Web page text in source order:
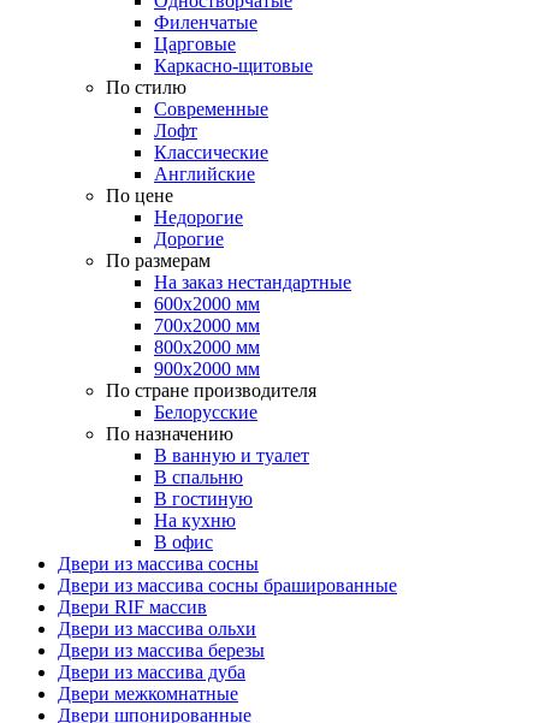
Филенчатые
Царговые
Каркасно-щитовые
По стилю
Современные
Лофт
Классические
Английские
По цене
Недорогие
Дорогие
По размерам
На заказ нестандартные
600х2000 мм
700х2000 мм
800х2000 мм
900х2000 мм
По стране производителя
Белорусские
По назначению
В ванную и туалет
В спальню
В гостиную
На кухню
В офис
Двери из массива сосны
Двери из массива сосны брашированные
Двери RIF массив
Двери из массива ольхи
Двери из массива березы
Двери из массива дуба
Двери межкомнатные
Двери шпонированные